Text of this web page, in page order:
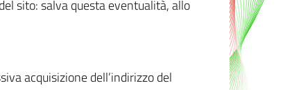
sito: salva questa eventualità, allo
acquisizione dell’indirizzo del